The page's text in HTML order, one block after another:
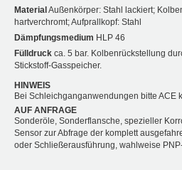
MaterialAußenkörper: Stahl lackiert;
hartverchromt; Aufprallkopf: Stahl
Dämpfungsmedium HLP 46
Fülldruck ca. 5 bar. Kolbenrückstellung
Stickstoff-Gasspeicher.
HINWEIS
Bei Schleichganganwendungen bitte ACE
AUF ANFRAGE
Sonderöle, Sonderflansche, spezieller
Sensor zur Abfrage der komplett
oder Schließerausführung, wahlweise